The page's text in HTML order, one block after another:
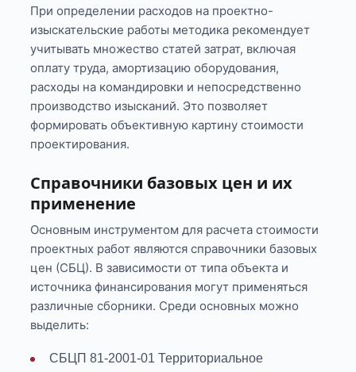
При определении расходов на проектно-
изыскательские работы методика рекомендует
учитывать множество статей затрат, включая
оплату труда, амортизацию оборудования,
расходы на командировки и непосредственно
производство изысканий. Это позволяет
формировать объективную картину стоимости
проектирования.
Справочники базовых цен и их
применение
Основным инструментом для расчета стоимости
проектных работ являются справочники базовых
цен (СБЦ). В зависимости от типа объекта и
источника финансирования могут применяться
различные сборники. Среди основных можно
выделить:
СБЦП 81-2001-01 Территориальное